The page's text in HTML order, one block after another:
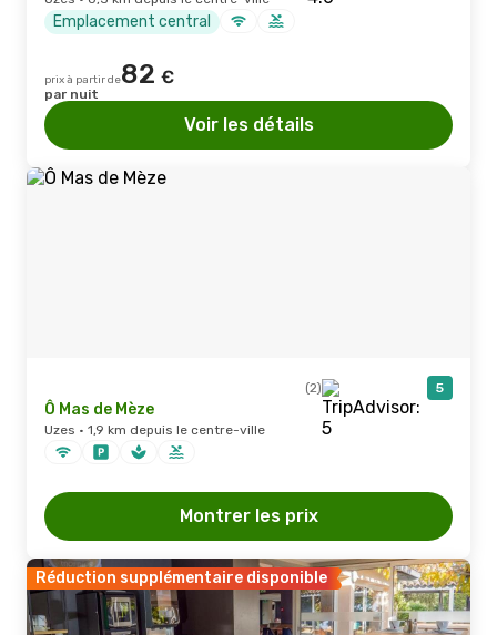
Emplacement central
prix à partir de82 €
par nuit
Voir les détails
(2) 5
Ô Mas de Mèze
Uzes · 1,9 km depuis le centre-ville
Montrer les prix
Réduction supplémentaire disponible